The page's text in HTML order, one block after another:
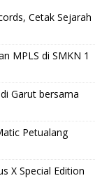
Cetak Sejarah
MPLS di SMKN 1
Garut bersama
Petualang
X Special Edition